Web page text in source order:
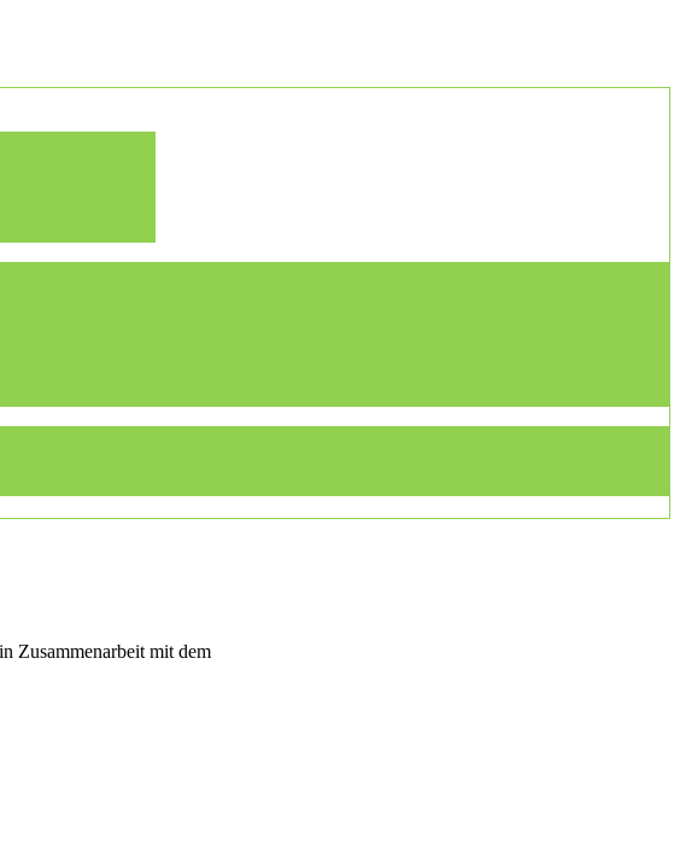
Zusammenarbeit mit dem